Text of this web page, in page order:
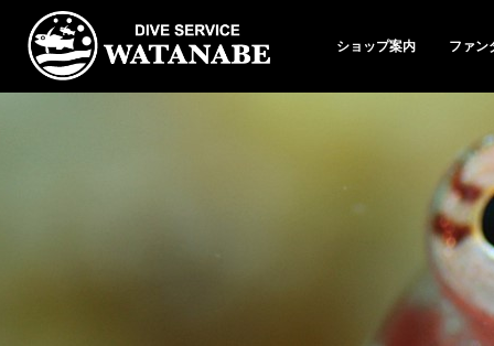
ショップ案内 ファン